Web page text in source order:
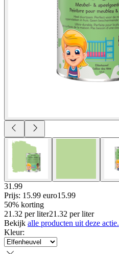
31.99
Prijs: 15.99 euro15.99
50% korting
21.32 per liter21.32 per liter
Bekijk alle producten uit deze actie.
Kleur: